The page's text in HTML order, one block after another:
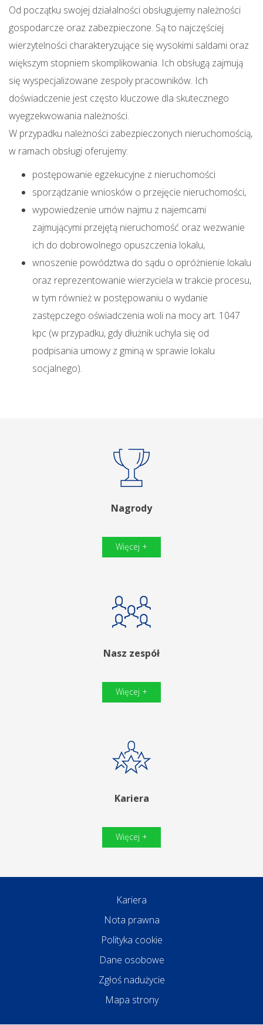
Od początku swojej działalności obsługujemy należności
gospodarcze oraz zabezpieczone. Są to najczęściej
wierzytelności charakteryzujące się wysokimi saldami oraz
większym stopniem skomplikowania. Ich obsługą zajmują
się wyspecjalizowane zespoły pracowników. Ich
doświadczenie jest często kluczowe dla skutecznego
wyegzekwowania należności.
W przypadku należności zabezpieczonych nieruchomością,
w ramach obsługi oferujemy:
postępowanie egzekucyjne z nieruchomości
sporządzanie wniosków o przejęcie nieruchomości,
wypowiedzenie umów najmu z najemcami
zajmującymi przejętą nieruchomość oraz wezwanie
ich do dobrowolnego opuszczenia lokalu,
wnoszenie powództwa do sądu o opróżnienie lokalu
oraz reprezentowanie wierzyciela w trakcie procesu,
w tym również w postępowaniu o wydanie
zastępczego oświadczenia woli na mocy art. 1047
kpc (w przypadku, gdy dłużnik uchyla się od
podpisania umowy z gminą w sprawie lokalu
socjalnego).
Nagrody
Więcej +
Nasz zespół
Więcej +
Kariera
Więcej +
Kariera
Nota prawna
Polityka cookie
Dane osobowe
Zgłoś nadużycie
Mapa strony